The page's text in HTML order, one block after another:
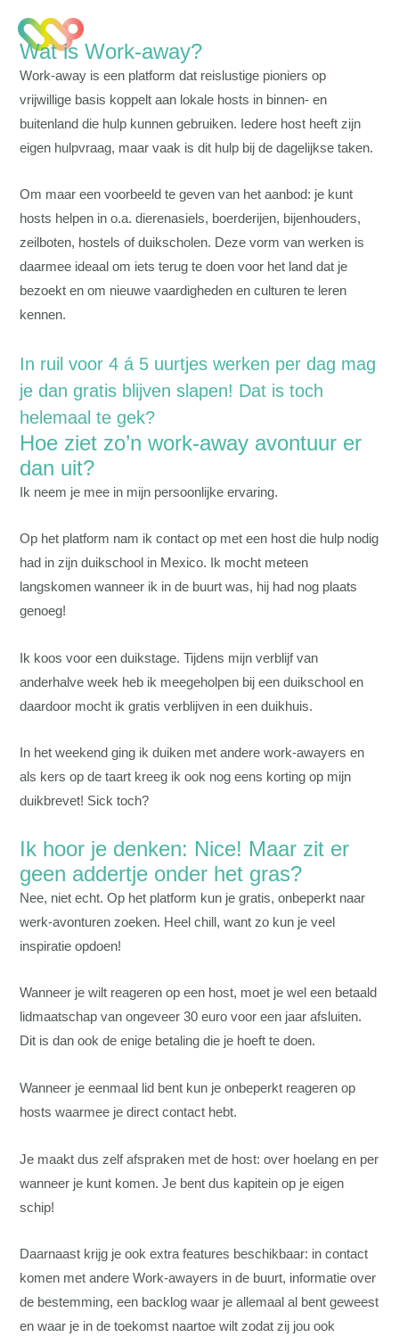
Wat is Work-away?
Work-away is een platform dat reislustige pioniers op
vrijwillige basis koppelt aan lokale hosts in binnen- en
buitenland die hulp kunnen gebruiken. Iedere host heeft zijn
eigen hulpvraag, maar vaak is dit hulp bij de dagelijkse taken.
Om maar een voorbeeld te geven van het aanbod: je kunt
hosts helpen in o.a. dierenasiels, boerderijen, bijenhouders,
zeilboten, hostels of duikscholen. Deze vorm van werken is
daarmee ideaal om iets terug te doen voor het land dat je
bezoekt en om nieuwe vaardigheden en culturen te leren
kennen.
In ruil voor 4 á 5 uurtjes werken per dag mag
je dan gratis blijven slapen! Dat is toch
helemaal te gek?
Hoe ziet zo’n work-away avontuur er
dan uit?
Ik neem je mee in mijn persoonlijke ervaring.
Op het platform nam ik contact op met een host die hulp nodig
had in zijn duikschool in Mexico. Ik mocht meteen
langskomen wanneer ik in de buurt was, hij had nog plaats
genoeg!
Ik koos voor een duikstage. Tijdens mijn verblijf van
anderhalve week heb ik meegeholpen bij een duikschool en
daardoor mocht ik gratis verblijven in een duikhuis.
In het weekend ging ik duiken met andere work-awayers en
als kers op de taart kreeg ik ook nog eens korting op mijn
duikbrevet! Sick toch?
Ik hoor je denken: Nice! Maar zit er
geen addertje onder het gras?
Nee, niet echt. Op het platform kun je gratis, onbeperkt naar
werk-avonturen zoeken. Heel chill, want zo kun je veel
inspiratie opdoen!
Wanneer je wilt reageren op een host, moet je wel een betaald
lidmaatschap van ongeveer 30 euro voor een jaar afsluiten.
Dit is dan ook de enige betaling die je hoeft te doen.
Wanneer je eenmaal lid bent kun je onbeperkt reageren op
hosts waarmee je direct contact hebt.
Je maakt dus zelf afspraken met de host: over hoelang en per
wanneer je kunt komen. Je bent dus kapitein op je eigen
schip!
Daarnaast krijg je ook extra features beschikbaar: in contact
komen met andere Work-awayers in de buurt, informatie over
de bestemming, een backlog waar je allemaal al bent geweest
en waar je in de toekomst naartoe wilt zodat zij jou ook